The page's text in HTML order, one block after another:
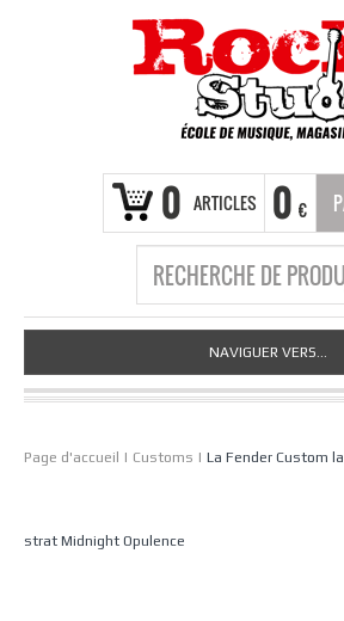
0 ARTICLES 0 €
NAVIGUER VERS...
Page d'accueil | Customs | La Fender Custom
strat Midnight Opulence